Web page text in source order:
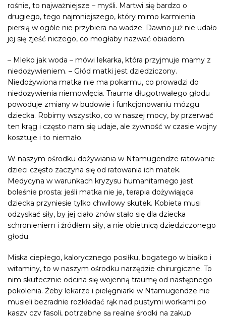
rośnie, to najważniejsze – myśli. Martwi się bardzo o
drugiego, tego najmniejszego, który mimo karmienia
piersią w ogóle nie przybiera na wadze. Dawno już nie udało
jej się zjeść niczego, co mogłaby nazwać obiadem.
– Mleko jak woda – mówi lekarka, która przyjmuje mamy z
niedożywieniem. – Głód matki jest dziedziczony.
Niedożywiona matka nie ma pokarmu, co prowadzi do
niedożywienia niemowlęcia. Trauma długotrwałego głodu
powoduje zmiany w budowie i funkcjonowaniu mózgu
dziecka. Robimy wszystko, co w naszej mocy, by przerwać
ten krąg i często nam się udaje, ale żywność w czasie wojny
kosztuje i to niemało.
W naszym ośrodku dożywiania w Ntamugendze ratowanie
dzieci często zaczyna się od ratowania ich matek.
Medycyna w warunkach kryzysu humanitarnego jest
boleśnie prosta: jeśli matka nie je, terapia dożywiająca
dziecka przyniesie tylko chwilowy skutek. Kobieta musi
odzyskać siły, by jej ciało znów stało się dla dziecka
schronieniem i źródłem siły, a nie obietnicą dziedziczonego
głodu.
Miska ciepłego, kalorycznego posiłku, bogatego w białko i
witaminy, to w naszym ośrodku narzędzie chirurgiczne. To
nim skutecznie odcina się wojenną traumę od następnego
pokolenia. Żeby lekarze i pielęgniarki w Ntamugendze nie
musieli bezradnie rozkładać rąk nad pustymi workami po
kaszy czy fasoli, potrzebne są realne środki na zakup